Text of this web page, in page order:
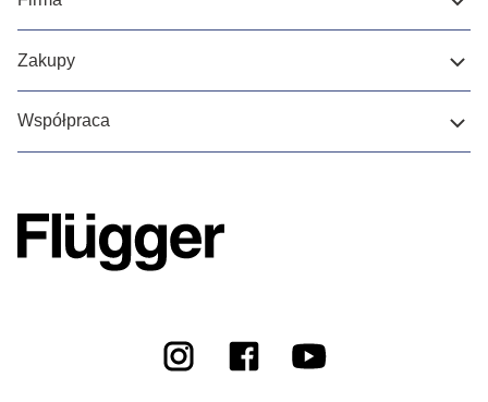
Zakupy
Współpraca